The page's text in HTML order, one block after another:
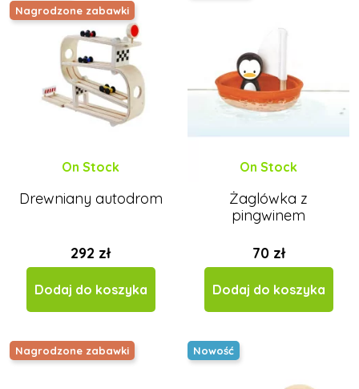
Nagrodzone zabawki
On Stock
Drewniany autodrom
292 zł
Dodaj do koszyka
On Stock
Żaglówka z
pingwinem
70 zł
Dodaj do koszyka
Nagrodzone zabawki Nowość